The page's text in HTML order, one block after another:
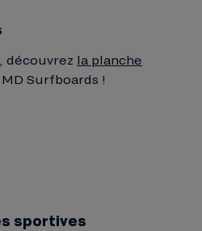
découvrez la planche
Surfboards !
sportives